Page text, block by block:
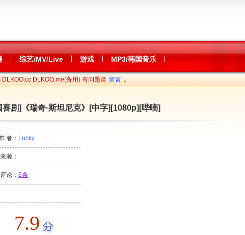
综艺/MV/Live 游戏 MP3/韩国音乐
DLKOO.me(备用) 有问题请 留言 。
喜剧]《瑞奇·斯坦尼克》[中字][1080p][哔嘀]
者： Lucky
源：
论： 6条
7.9